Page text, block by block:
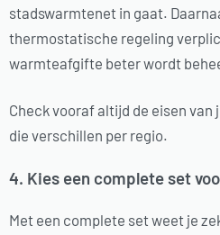
stadswarmtenet in gaat.
thermostatische regeling
warmteafgifte beter wordt
Check vooraf altijd de eisen
die verschillen per regio.
4. Kies een complete set
Met een complete set weet je